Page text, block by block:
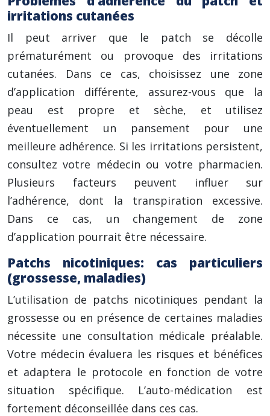
irritations cutanées
Il peut arriver que le patch se décolle
prématurément ou provoque des irritations
cutanées. Dans ce cas, choisissez une zone
d’application différente, assurez-vous que la
peau est propre et sèche, et utilisez
éventuellement un pansement pour une
meilleure adhérence. Si les irritations persistent,
consultez votre médecin ou votre pharmacien.
Plusieurs facteurs peuvent influer sur
l’adhérence, dont la transpiration excessive.
Dans ce cas, un changement de zone
d’application pourrait être nécessaire.
Patchs nicotiniques: cas particuliers
(grossesse, maladies)
L’utilisation de patchs nicotiniques pendant la
grossesse ou en présence de certaines maladies
nécessite une consultation médicale préalable.
Votre médecin évaluera les risques et bénéfices
et adaptera le protocole en fonction de votre
situation spécifique. L’auto-médication est
fortement déconseillée dans ces cas.